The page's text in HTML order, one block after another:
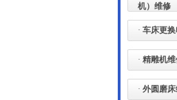
机）维修
· 车床更
· 精雕机维
· 外圆磨